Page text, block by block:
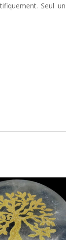
Seul un